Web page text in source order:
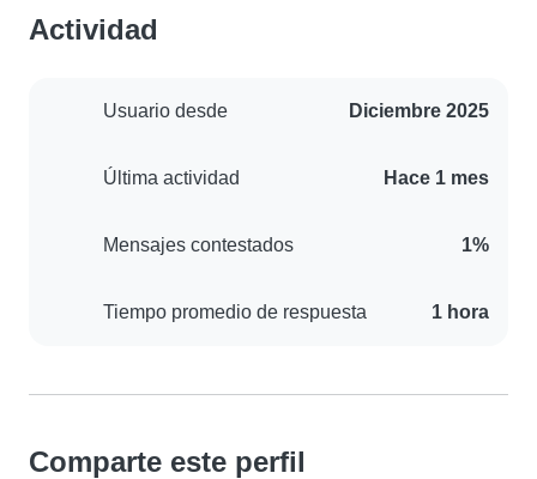
Actividad
Usuario desde Diciembre 2025
Última actividad Hace 1 mes
Mensajes contestados 1%
Tiempo promedio de respuesta 1 hora
Comparte este perfil